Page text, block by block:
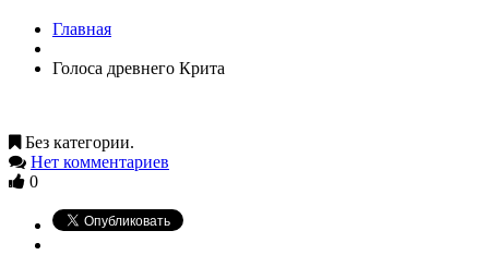
Главная
Голоса древнего Крита
Без категории.
Нет комментариев
0